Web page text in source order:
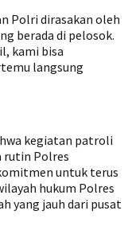
Polri dirasakan oleh
berada di pelosok.
kami bisa
langsung
kegiatan patroli
rutin Polres
untuk terus
hukum Polres
yang jauh dari pusat